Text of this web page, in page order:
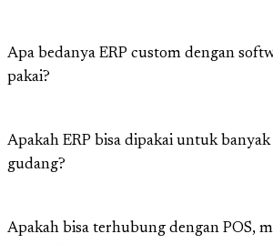
Apa bedanya ERP custom dengan
pakai?
Apakah ERP bisa dipakai untuk
gudang?
Apakah bisa terhubung dengan POS,